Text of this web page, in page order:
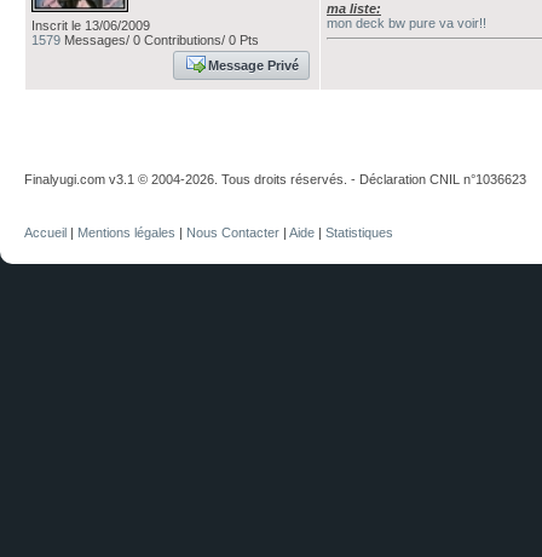
Inscrit le 13/06/2009
1579 Messages/ 0 Contributions/ 0 Pts
Message Privé
ma liste:
mon deck bw pure va voir!!
Finalyugi.com v3.1 © 2004-2026. Tous droits réservés. - Déclaration CNIL n°1036623
Accueil | Mentions légales | Nous Contacter | Aide | Statistiques